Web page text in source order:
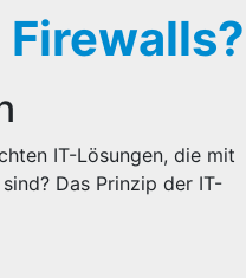
IT-Lösungen, die mit
Das Prinzip der IT-